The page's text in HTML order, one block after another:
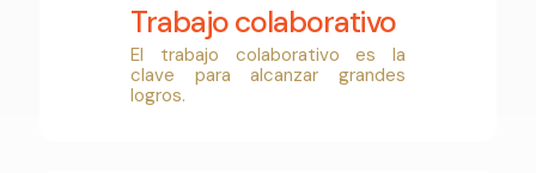
Trabajo colaborativo
El trabajo colaborativo es la
clave para alcanzar grandes
logros.